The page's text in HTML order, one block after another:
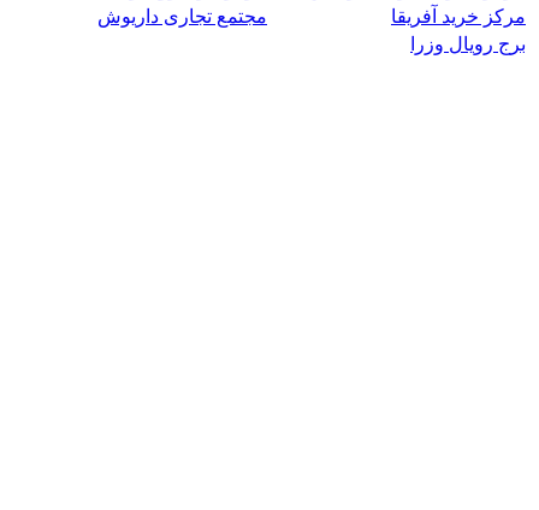
مرکز خرید آفریقا
مجتمع تجاری داریوش
برج رویال وزرا